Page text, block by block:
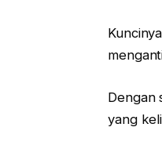
Dengan
yang